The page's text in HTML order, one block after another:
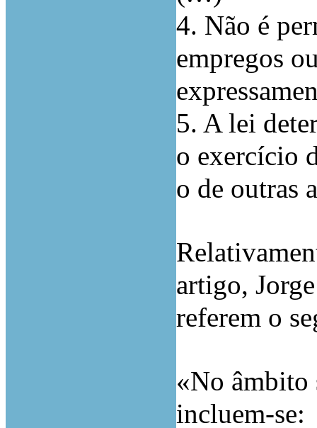
4. Não é
empregos
5. A lei
o exercício
o de outras
artigo,
referem o
«No âmbito
incluem-se: